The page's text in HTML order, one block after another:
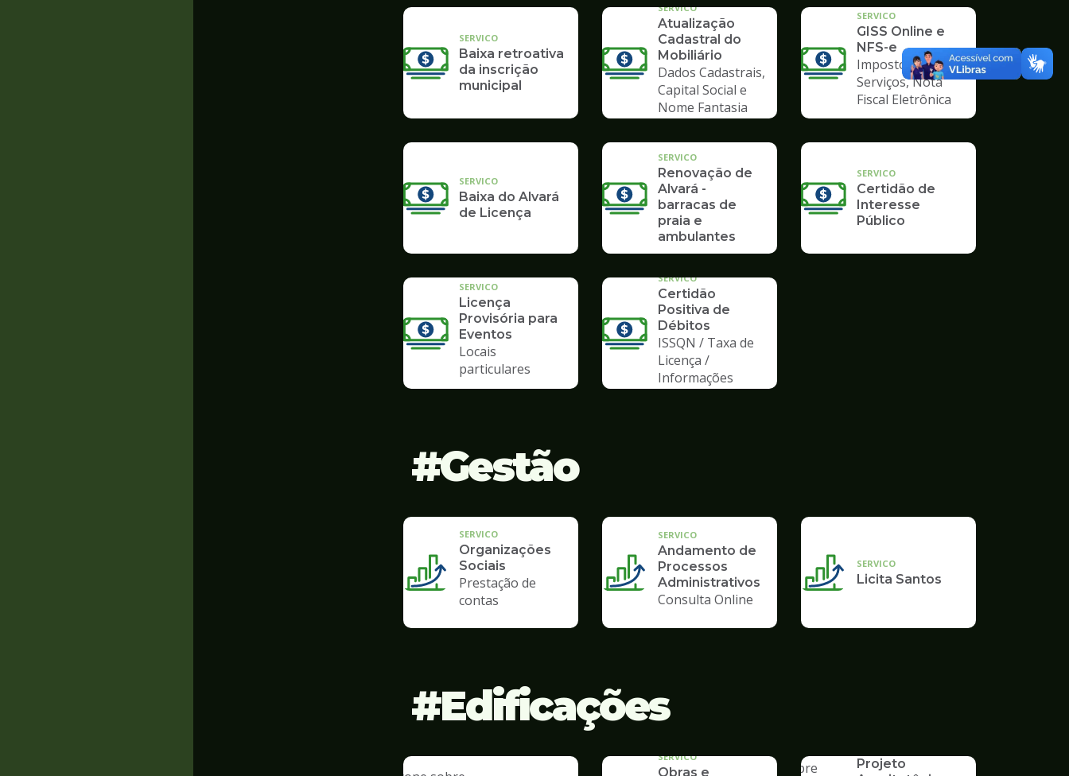
SERVICO
Baixa retroativa
da inscrição
municipal
SERVICO
Atualização
Cadastral do
Mobiliário
Dados Cadastrais,
Capital Social e
Nome Fantasia
SERVICO
GISS Online e
NFS-e
Imposto Sobre
Serviços, Nota
Fiscal Eletrônica
SERVICO
Baixa do Alvará
de Licença
SERVICO
Renovação de
Alvará -
barracas de
praia e
ambulantes
SERVICO
Certidão de
Interesse
Público
SERVICO
Licença
Provisória para
Eventos
Locais
particulares
SERVICO
Certidão
Positiva de
Débitos
ISSQN / Taxa de
Licença /
Informações
Gestão
SERVICO
Organizações
Sociais
Prestação de
contas
SERVICO
Andamento de
Processos
Administrativos
Consulta Online
SERVICO
Licita Santos
Edificações
SERVICO
Obras e
Projeto